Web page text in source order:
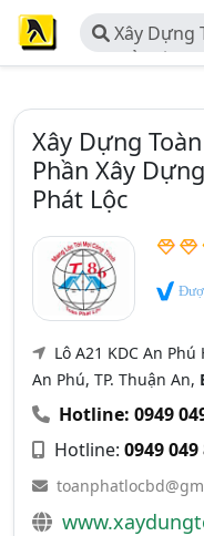
Xây Dựng
Ty Cổ Phần
Xây Dựng
Phần Xây
Phát Lộc
Lô A21 KDC An
An Phú, TP. Thuận An,
Hotline: 0949
Hotline: 0949 049